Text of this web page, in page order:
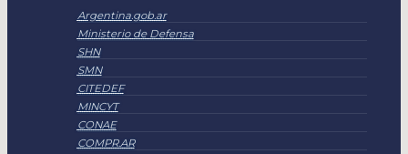
Argentina.gob.ar
Ministerio de Defensa
SHN
SMN
CITEDEF
MINCYT
CONAE
COMPR.AR